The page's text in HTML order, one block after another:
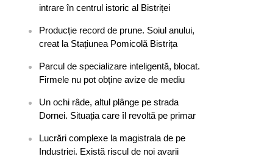
intrare în centrul istoric al Bistriței
Producție record de prune. Soiul anului,
creat la Stațiunea Pomicolă Bistrița
Parcul de specializare inteligentă, blocat.
Firmele nu pot obține avize de mediu
Un ochi râde, altul plânge pe strada
Dornei. Situația care îl revoltă pe primar
Lucrări complexe la magistrala de pe
Industriei. Există riscul de noi avarii